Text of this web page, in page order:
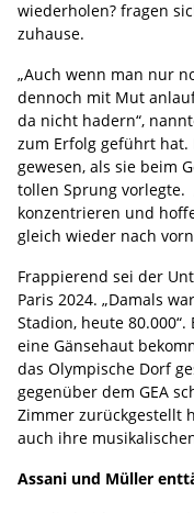
wiederholen? fragen
zuhause.
„Auch wenn man nur
dennoch mit Mut
da nicht hadern“,
zum Erfolg geführt
gewesen, als sie beim
tollen Sprung vorlegte.
konzentrieren und
gleich wieder nach
Frappierend sei der
Paris 2024. „Damals
Stadion, heute
eine Gänsehaut
das Olympische Dorf
gegenüber dem GEA
Zimmer zurückgestellt
auch ihre
Assani und Müller